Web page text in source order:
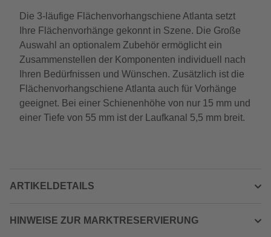
Die 3-läufige Flächenvorhangschiene Atlanta setzt
Ihre Flächenvorhänge gekonnt in Szene. Die Große
Auswahl an optionalem Zubehör ermöglicht ein
Zusammenstellen der Komponenten individuell nach
Ihren Bedürfnissen und Wünschen. Zusätzlich ist die
Flächenvorhangschiene Atlanta auch für Vorhänge
geeignet. Bei einer Schienenhöhe von nur 15 mm und
einer Tiefe von 55 mm ist der Laufkanal 5,5 mm breit.
ARTIKELDETAILS
HINWEISE ZUR MARKTRESERVIERUNG